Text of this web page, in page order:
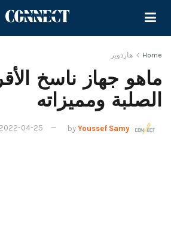
Home هاردوير
ماهو جهاز ناسخ
الصلبة ومميزاته
by Youssef Samy
2022-04-25